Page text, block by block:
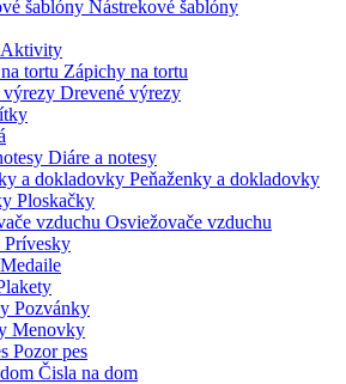
Nástrekové šablóny
Aktivity
Zápichy na tortu
Drevené výrezy
Diáre a notesy
Peňaženky a dokladovky
Ploskačky
Osviežovače vzduchu
Prívesky
Medaile
Pozvánky
Menovky
Pozor pes
Čisla na dom